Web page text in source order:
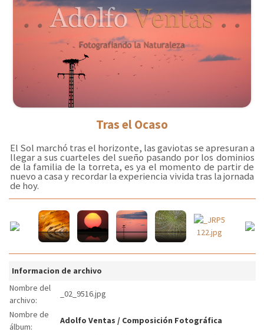
Tras el Ocaso
El Sol marchó tras el horizonte, las gaviotas se apresuran a
llegar a sus cuarteles del sueño pasando por los dominios
de la familia de la torreta, es ya el momento de partir de
nuevo a casa y recordar la experiencia vivida tras la jornada
de hoy.
Informacion de archivo
Nombre del
archivo:
_02_9516.jpg
Nombre de
álbum:
Adolfo Ventas / Composición Fotográfica